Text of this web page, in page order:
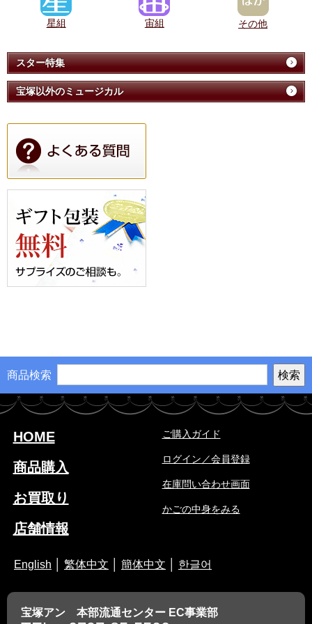
星組 宙組 その他
スター特集
宝塚以外のミュージカル
商品検索
HOME
商品購入
お買取り
店舗情報
ご購入ガイド
ログイン／会員登録
在庫問い合わせ画面
かごの中身をみる
English 繁体中文 簡体中文 한글어
宝塚アン 本部流通センター EC事業部